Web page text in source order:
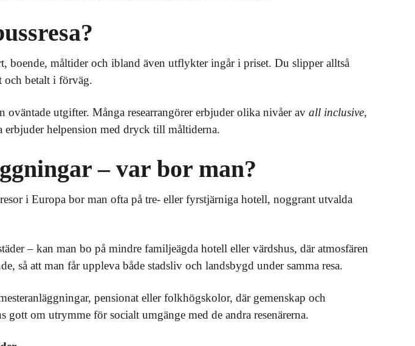
boende, måltider och ibland även utflykter ingår i priset. Du slipper alltså
och betalt i förväg.
oväntade utgifter. Många researrangörer erbjuder olika nivåer av all inclusive,
erbjuder helpension med dryck till måltiderna.
– var bor man?
i Europa bor man ofta på tre- eller fyrstjärniga hotell, noggrant utvalda
– kan man bo på mindre familjeägda hotell eller värdshus, där atmosfären
så att man får uppleva både stadsliv och landsbygd under samma resa.
pensionat eller folkhögskolor, där gemenskap och
om utrymme för socialt umgänge med de andra resenärerna.